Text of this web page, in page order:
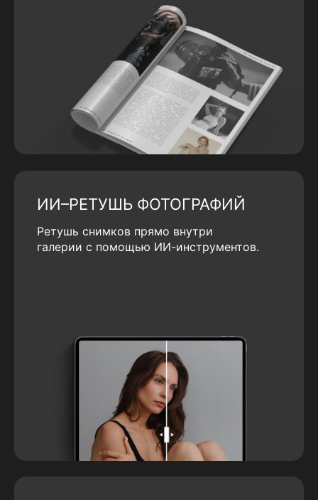
ИИ–РЕТУШЬ ФОТОГРАФИЙ
Ретушь снимков прямо внутри
галерии с помощью ИИ-инструментов.